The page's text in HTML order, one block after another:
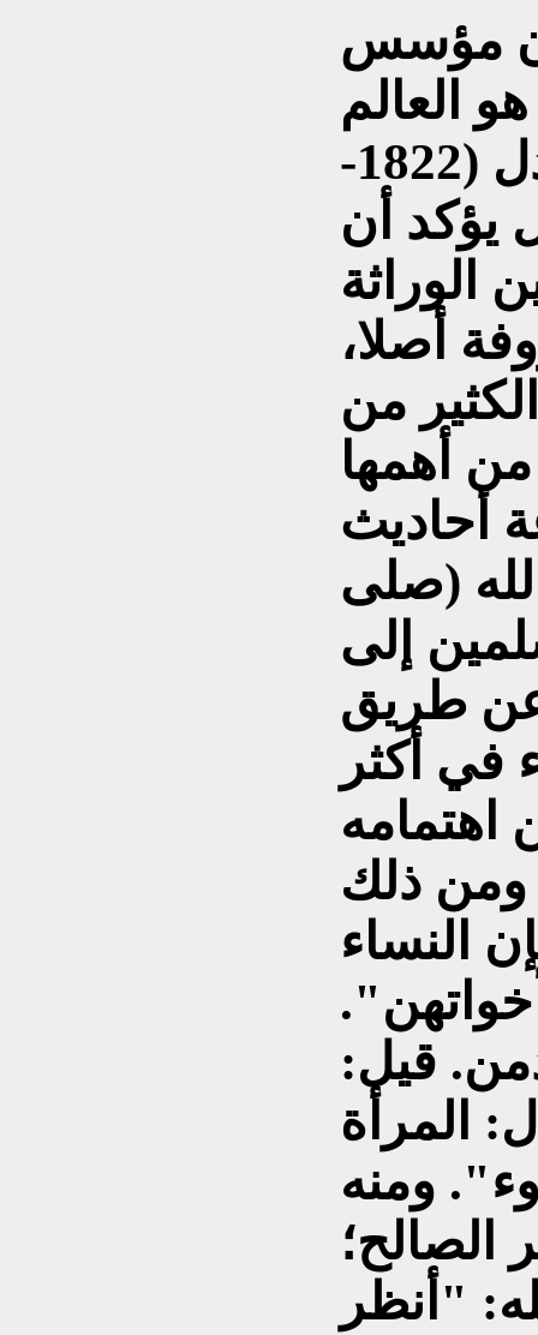
أن مؤسس
العالم
النمساوي كريكور مندل (1822-
يؤكد أن
الوراثة
أصلا،
من
من أهمها
أحاديث
(صلى
إلى
عن طريق
في أكثر
اهتمامه
ومن ذلك
النساء
قيل:
المرأة
ومنه
الصالح؛
"أنظر